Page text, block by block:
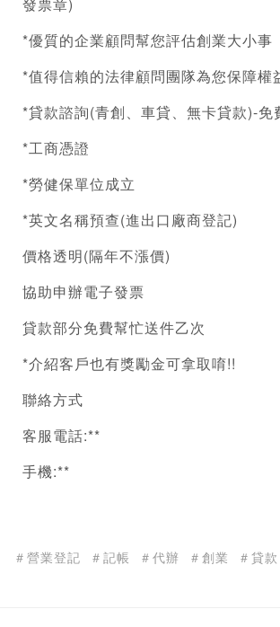
*優質的企業顧問幫您評估創業大小事
*值得信賴的法律顧問團隊為您保障權
*貸款諮詢(青創、車貸、無卡貸款)-免
*工商憑證
*勞健保單位成立
*英文名稱預查(進出口廠商登記)
價格透明(隔年不漲價)
協助申辦電子發票
貸款部分免費幫忙送件乙次
*介紹客戶也有獎勵金可拿取唷!!
聯絡方式
客服電話:**
手機:**
＃營業登記 ＃記帳 ＃代辦 ＃創業 ＃貸款